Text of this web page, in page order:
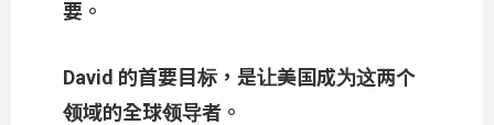
要。
David 的首要目标，是让美国成为这两个
领域的全球领导者。